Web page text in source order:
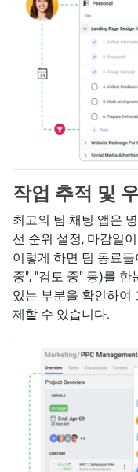
작업 추적 및
최고의 팀 채팅 앱은
선 순위 설정, 마감일
이렇게 하면 팀 동료
중", "검토 중" 등)를
있는 부분을 확인하여
제할 수 있습니다.